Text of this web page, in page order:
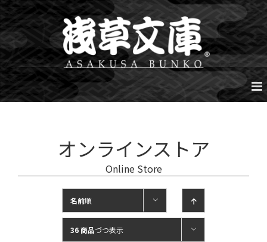
Skip
to
content
オンラインストア
Online Store
名前順
36 商品づつ表示